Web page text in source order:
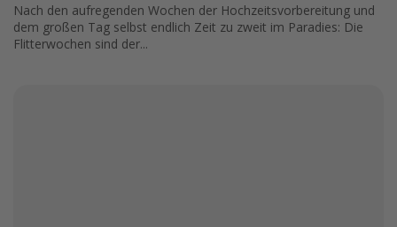
Nach den aufregenden Wochen der Hochzeitsvorbereitung und
dem großen Tag selbst endlich Zeit zu zweit im Paradies: Die
Flitterwochen sind der...